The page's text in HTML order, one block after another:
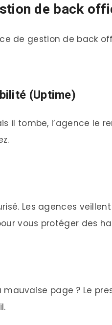
de back
de gestion de back
(Uptime)
il tombe, l’agence le
Les agences
vous protéger des
page ? Le